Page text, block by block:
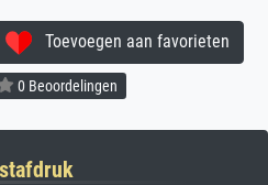
Toevoegen aan favorieten
0 Beoordelingen